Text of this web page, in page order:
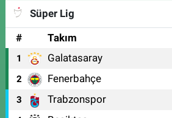
Süper Lig
#
Takım
1 Galatasaray
2 Fenerbahçe
3 Trabzonspor